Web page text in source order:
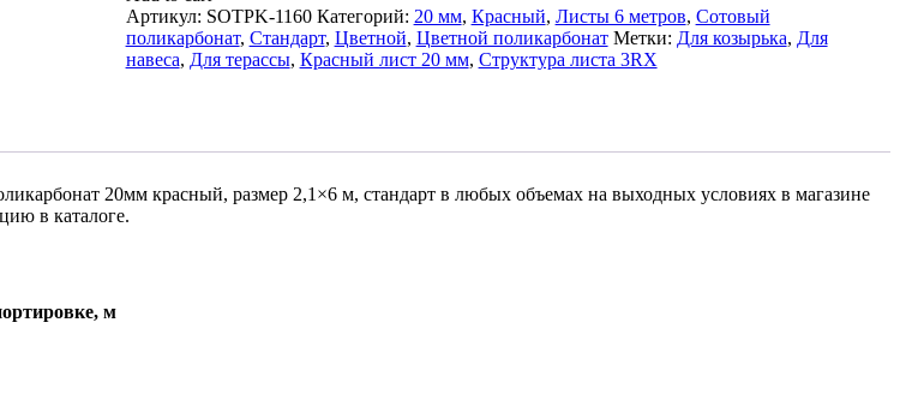
Артикул: SOTPK-1160 Категорий: 20 мм, Красный, Листы 6 метров, Сотовый
поликарбонат, Стандарт, Цветной, Цветной поликарбонат Метки: Для козырька, Для
навеса, Для терассы, Красный лист 20 мм, Структура листа 3RX
20мм красный, размер 2,1×6 м, стандарт в любых объемах на выходных условиях в магазине
в каталоге.
м